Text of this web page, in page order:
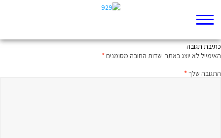
כתיבת תגובה
האימייל לא יוצג באתר. שדות החובה מסומנים*
התגובה שלך*